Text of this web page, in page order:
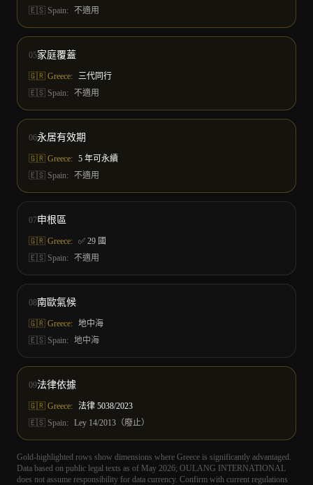
🇪🇸 Spain: 不適用
05家庭覆蓋
🇬🇷 Greece: 三代同行
🇪🇸 Spain: 不適用
06永居有效期
🇬🇷 Greece: 5 年可永續
🇪🇸 Spain: 不適用
07申根區
🇬🇷 Greece: ✅ 29 國
🇪🇸 Spain: 不適用
08南歐氣候
🇬🇷 Greece: 地中海
🇪🇸 Spain: 地中海
09法律依據
🇬🇷 Greece: 法律 5038/2023
🇪🇸 Spain: Ley 14/2013（廢止）
Gold-highlighted rows show dimensions where Greece is significantly advantaged.
Data based on public legal texts as of May 2026; OULANG INTERNATIONAL
does not assume responsibility for data currency. Confirm with current regulations